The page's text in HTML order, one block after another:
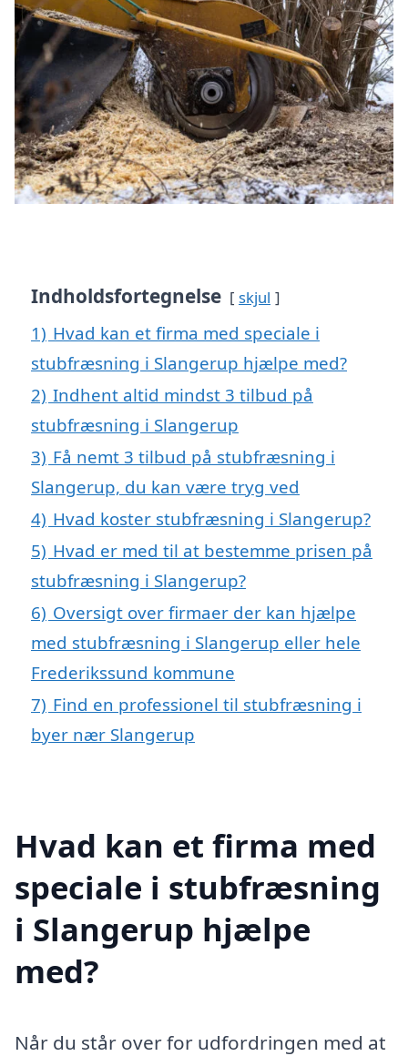
Indholdsfortegnelse skjul
1) Hvad kan et firma med speciale i
stubfræsning i Slangerup hjælpe med?
2) Indhent altid mindst 3 tilbud på
stubfræsning i Slangerup
3) Få nemt 3 tilbud på stubfræsning i
Slangerup, du kan være tryg ved
4) Hvad koster stubfræsning i Slangerup?
5) Hvad er med til at bestemme prisen på
stubfræsning i Slangerup?
6) Oversigt over firmaer der kan hjælpe
med stubfræsning i Slangerup eller hele
Frederikssund kommune
7) Find en professionel til stubfræsning i
byer nær Slangerup
Hvad kan et firma med
speciale i stubfræsning
i Slangerup hjælpe
med?
Når du står over for udfordringen med at